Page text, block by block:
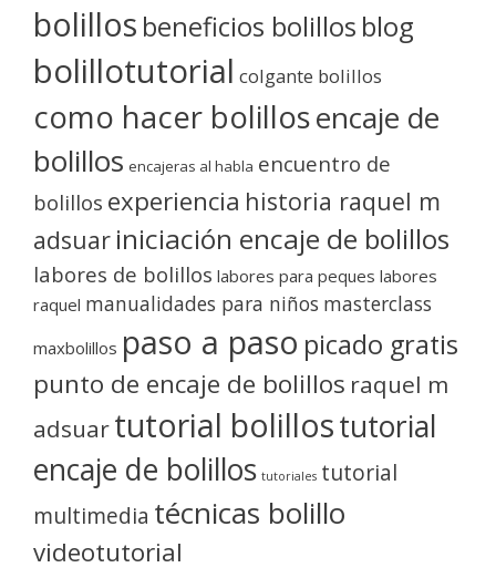
bolillos beneficios bolillos blog
bolillotutorial colgante bolillos
como hacer bolillosencaje de
bolillos encajeras al habla encuentro de
bolillos experiencia historia raquel m
adsuar iniciación encaje de bolillos
labores de bolillos labores para peques labores
raquel manualidades para niños masterclass
maxbolillos paso a paso picado gratis
punto de encaje de bolillos raquel m
adsuartutorial bolillostutorial
encaje de bolillos tutoriales tutorial
multimedia técnicas bolillo
videotutorial